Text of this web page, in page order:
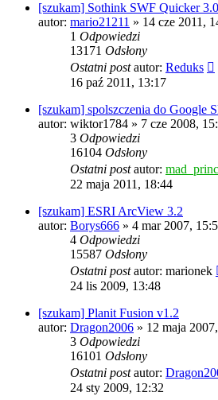
[szukam] Sothink SWF Quicker 3.0
autor: mario21211 » 14 cze 2011,
1 Odpowiedzi
13171 Odsłony
Ostatni postautor: Reduks
16 paź 2011, 13:17
[szukam] spolszczenia do Google
autor: wiktor1784 » 7 cze 2008,
3 Odpowiedzi
16104 Odsłony
Ostatni postautor:
22 maja 2011, 18:44
[szukam] ESRI ArcView 3.2
autor: Borys666 » 4 mar 2007,
4 Odpowiedzi
15587 Odsłony
Ostatni postautor: marionek
24 lis 2009, 13:48
[szukam] Planit Fusion v1.2
autor: Dragon2006 » 12 maja
3 Odpowiedzi
16101 Odsłony
Ostatni postautor:
24 sty 2009, 12:32